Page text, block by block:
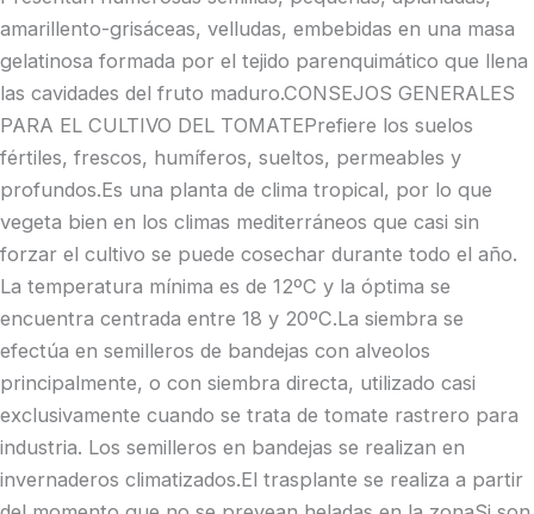
amarillento-grisáceas, velludas, embebidas en una masa
gelatinosa formada por el tejido parenquimático que llena
las cavidades del fruto maduro.CONSEJOS GENERALES
PARA EL CULTIVO DEL TOMATEPrefiere los suelos
fértiles, frescos, humíferos, sueltos, permeables y
profundos.Es una planta de clima tropical, por lo que
vegeta bien en los climas mediterráneos que casi sin
forzar el cultivo se puede cosechar durante todo el año.
La temperatura mínima es de 12ºC y la óptima se
encuentra centrada entre 18 y 20ºC.La siembra se
efectúa en semilleros de bandejas con alveolos
principalmente, o con siembra directa, utilizado casi
exclusivamente cuando se trata de tomate rastrero para
industria. Los semilleros en bandejas se realizan en
invernaderos climatizados.El trasplante se realiza a partir